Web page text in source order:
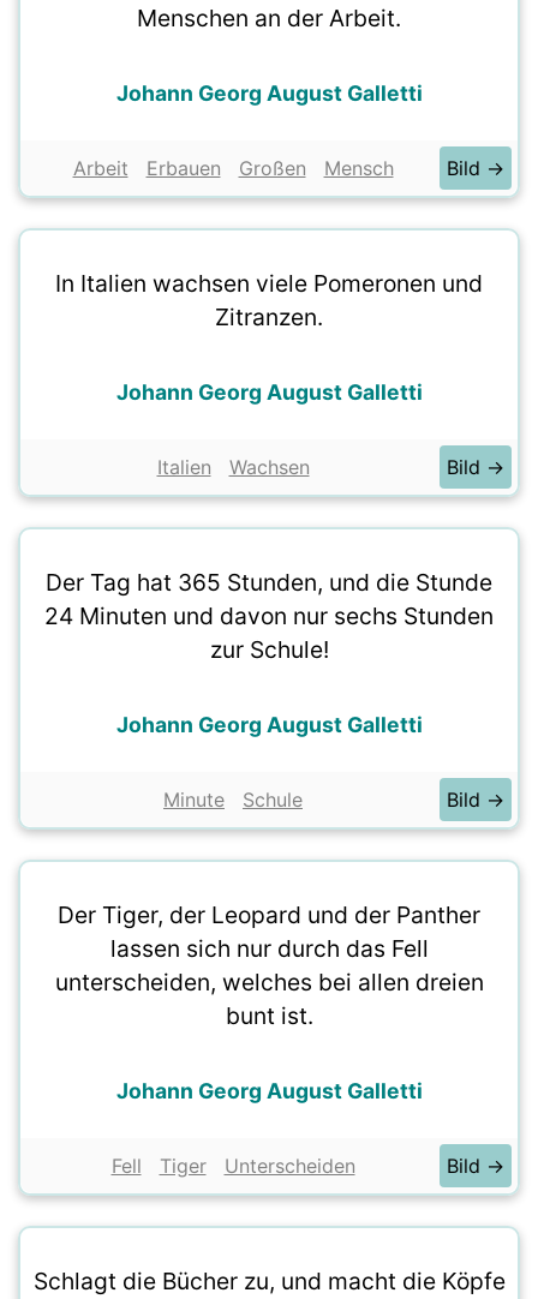
Menschen an der Arbeit.
Johann Georg August Galletti
Arbeit Erbauen Großen Mensch Bild →
In Italien wachsen viele Pomeronen und
Zitranzen.
Johann Georg August Galletti
Italien Wachsen Bild →
Der Tag hat 365 Stunden, und die Stunde
24 Minuten und davon nur sechs Stunden
zur Schule!
Johann Georg August Galletti
Minute Schule Bild →
Der Tiger, der Leopard und der Panther
lassen sich nur durch das Fell
unterscheiden, welches bei allen dreien
bunt ist.
Johann Georg August Galletti
Fell Tiger Unterscheiden Bild →
Schlagt die Bücher zu, und macht die Köpfe